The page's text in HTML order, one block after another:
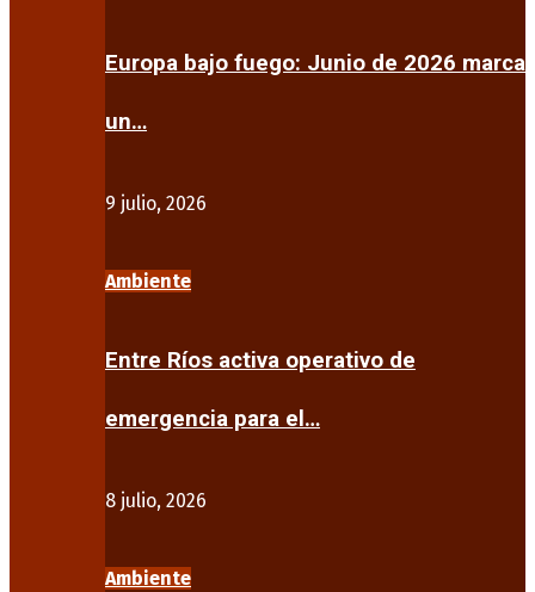
Europa bajo fuego: Junio de 2026 marca
un…
9 julio, 2026
Ambiente
Entre Ríos activa operativo de
emergencia para el…
8 julio, 2026
Ambiente